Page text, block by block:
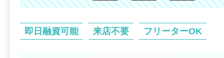
即日融資可能 来店不要 フリーターOK